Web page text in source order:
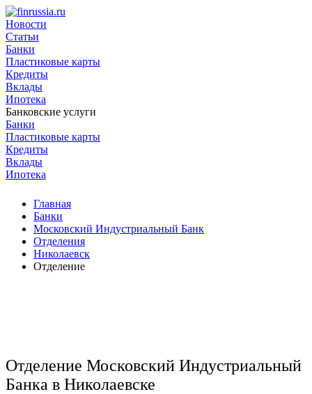
Новости
Статьи
Банки
Пластиковые карты
Кредиты
Вклады
Ипотека
Банковские услуги
Банки
Пластиковые карты
Кредиты
Вклады
Ипотека
Главная
Банки
Московский Индустриальный Банк
Отделения
Николаевск
Отделение
Отделение Московский Индустриальный
Банка в Николаевске